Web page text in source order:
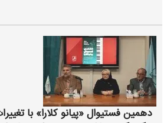
دهمین فستیوال «پیانو کلارا» با